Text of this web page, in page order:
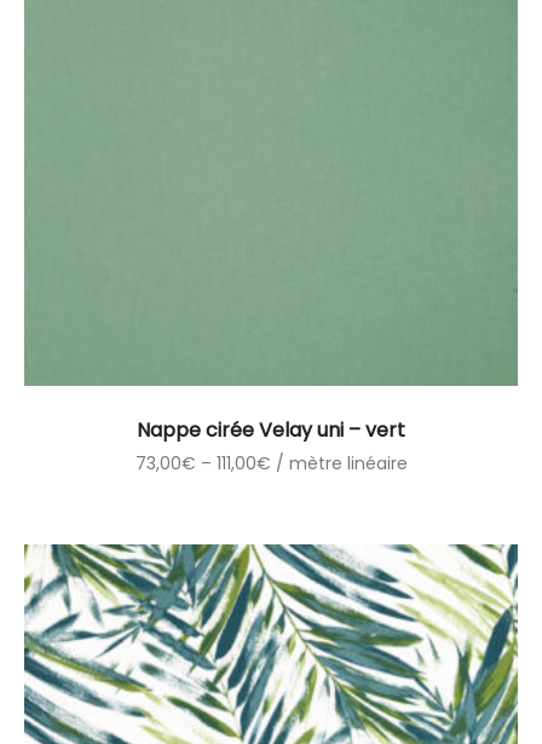
Nappe cirée Velay uni – vert
73,00€ – 111,00€ / mètre linéaire